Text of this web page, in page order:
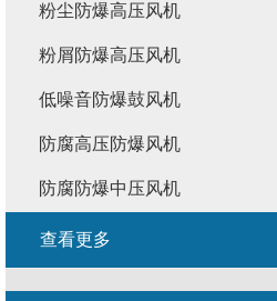
粉尘防爆高压风机
粉屑防爆高压风机
低噪音防爆鼓风机
防腐高压防爆风机
防腐防爆中压风机
查看更多